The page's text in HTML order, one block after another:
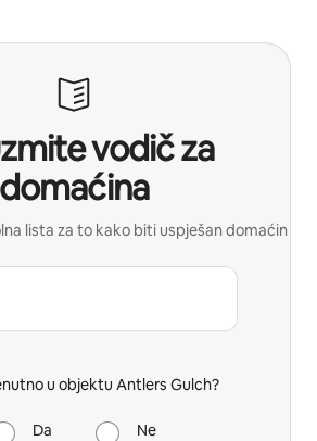
vodič za
domaćina
lista za to kako biti uspješan domaćin
u objektu Antlers Gulch?
Da Ne